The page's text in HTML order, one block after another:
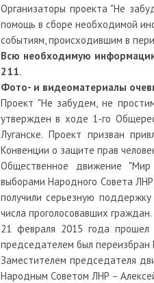
Организаторы проекта "Не
помощь в сборе необходимой
событиям, происходившим в
Всю необходимую информацию
211.
Фото- и видеоматериалы
Проект "Не забудем, не
утвержден в ходе 1-го
Луганске. Проект призван
Конвенции о защите прав
Общественное движение
выборами Народного Совета
получили серьезную
числа проголосовавших граждан.
21 февраля 2015 года прошел
председателем был переизбран
Заместителем председателя
Народным Советом ЛНР –